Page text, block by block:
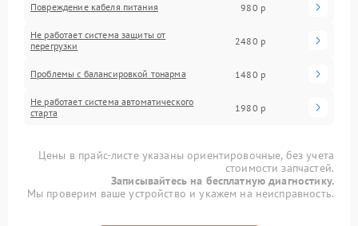
Повреждение кабеля питания 980 р
Не работает система защиты от
перегрузки
2480 р
Проблемы с балансировкой тонарма 1480 р
Не работает система автоматического
старта
1980 р
Цены в прайс-листе указаны ориентировочные, без учета
стоимости запчастей.
Записывайтесь на бесплатную диагностику.
Мы проверим ваше устройство и укажем на неисправность.